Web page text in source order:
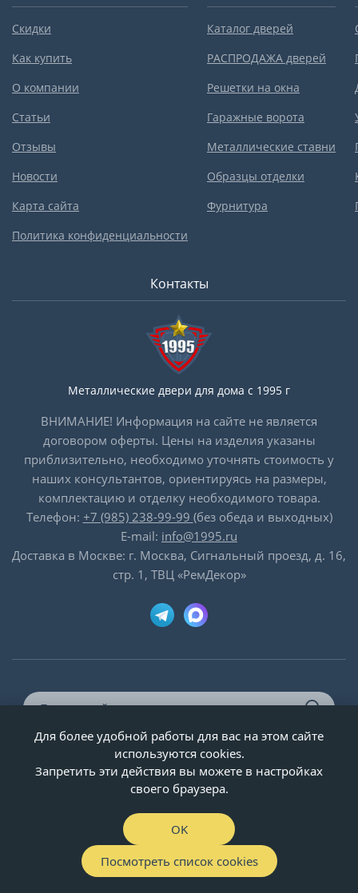
Скидки
Как купить
О компании
Статьи
Отзывы
Новости
Карта сайта
Политика конфиденциальности
Каталог дверей
РАСПРОДАЖА дверей
Решетки на окна
Гаражные ворота
Металлические ставни
Образцы отделки
Фурнитура
Контакты
Металлические двери для дома с 1995 г
ВНИМАНИЕ! Информация на сайте не является
договором оферты. Цены на изделия указаны
приблизительно, необходимо уточнять стоимость у
наших консультантов, ориентируясь на размеры,
комплектацию и отделку необходимого товара.
Телефон: +7 (985) 238-99-99 (без обеда и выходных)
E-mail: info@1995.ru
Доставка в Москве: г. Москва, Сигнальный проезд, д. 16,
стр. 1, ТВЦ «РемДекор»
© ООО «Двери-и-точка», ИНН 5020092947, 1995-2026 г.
Для более удобной работы для вас на этом сайте
используются cookies.
Запретить эти действия вы можете в настройках
своего браузера.
OK
Посмотреть список cookies